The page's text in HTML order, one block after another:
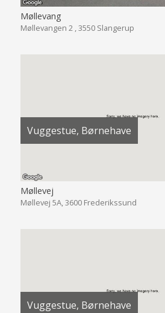
Møllevang
Møllevangen 2 , 3550 Slangerup
Vuggestue, Børnehave
Møllevej
Møllevej 5A, 3600 Frederikssund
Vuggestue, Børnehave